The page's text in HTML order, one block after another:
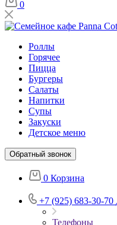
0
Роллы
Горячее
Пицца
Бургеры
Салаты
Напитки
Супы
Закуски
Детское меню
Обратный звонок
0 Корзина
+7 (925) 683-30-70
Телефоны